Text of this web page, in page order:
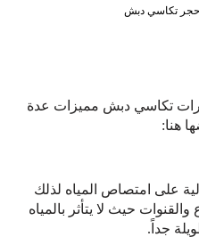
حجر تكاسي دبش
تكاسي دبش مميزات عدة
هنا:
على امتصاص المياه لذلك
حيث لا يتأثر بالمياه
جداً.